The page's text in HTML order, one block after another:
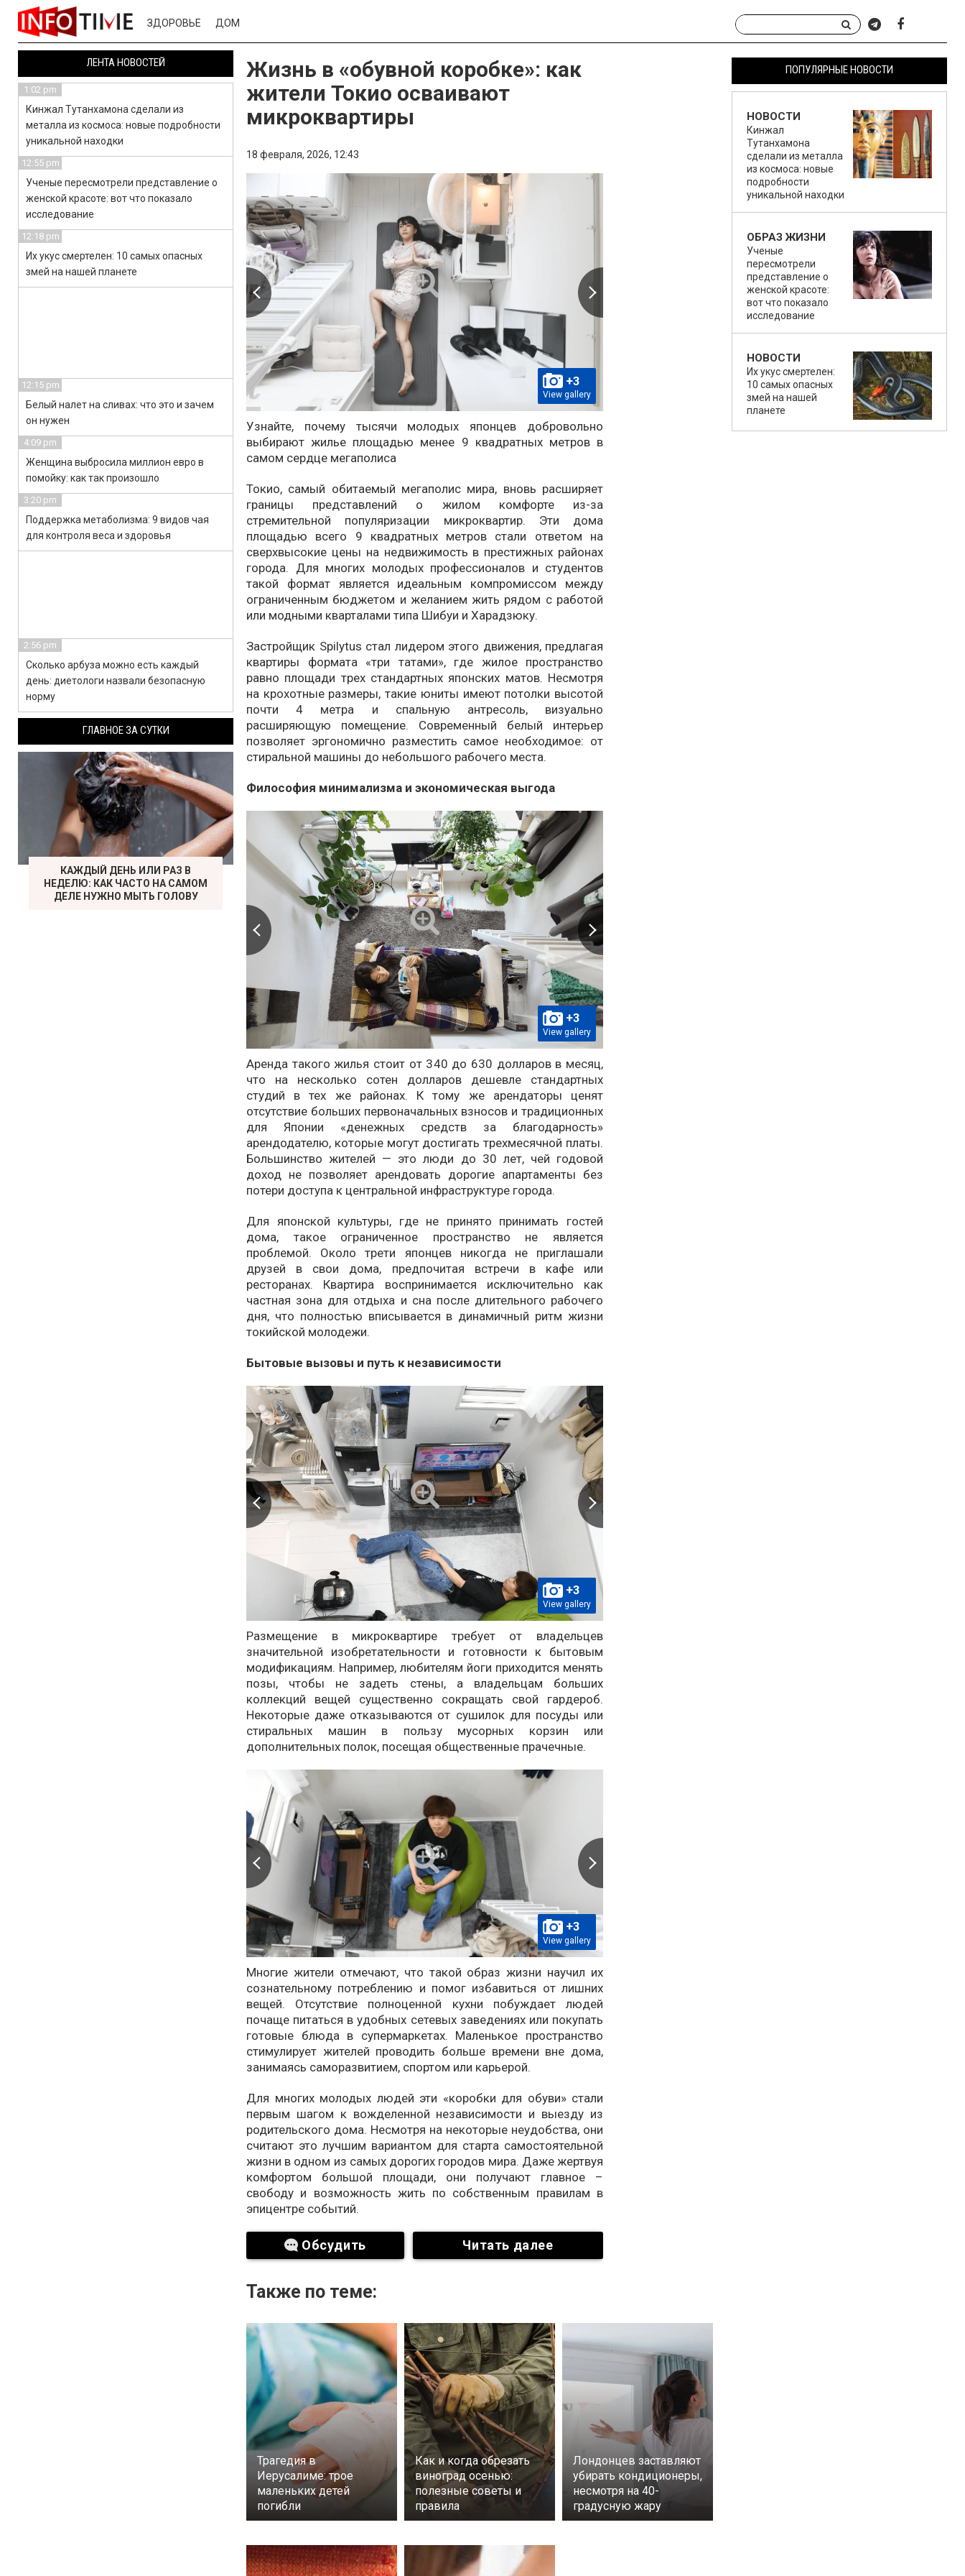
ЗДОРОВЬЕ ДОМ
Жизнь в «обувной коробке»: как
жители Токио осваивают
микроквартиры
18 февраля, 2026, 12:43
+3
View gallery
Узнайте, почему тысячи молодых японцев добровольно
выбирают жилье площадью менее 9 квадратных метров в
самом сердце мегаполиса
Токио, самый обитаемый мегаполис мира, вновь расширяет
границы представлений о жилом комфорте из-за
стремительной популяризации микроквартир. Эти дома
площадью всего 9 квадратных метров стали ответом на
сверхвысокие цены на недвижимость в престижных районах
города. Для многих молодых профессионалов и студентов
такой формат является идеальным компромиссом между
ограниченным бюджетом и желанием жить рядом с работой
или модными кварталами типа Шибуи и Харадзюку.
Застройщик Spilytus стал лидером этого движения, предлагая
квартиры формата «три татами», где жилое пространство
равно площади трех стандартных японских матов. Несмотря
на крохотные размеры, такие юниты имеют потолки высотой
почти 4 метра и спальную антресоль, визуально
расширяющую помещение. Современный белый интерьер
позволяет эргономично разместить самое необходимое: от
стиральной машины до небольшого рабочего места.
Философия минимализма и экономическая выгода
+3
View gallery
Аренда такого жилья стоит от 340 до 630 долларов в месяц,
что на несколько сотен долларов дешевле стандартных
студий в тех же районах. К тому же арендаторы ценят
отсутствие больших первоначальных взносов и традиционных
для Японии «денежных средств за благодарность»
арендодателю, которые могут достигать трехмесячной платы.
Большинство жителей — это люди до 30 лет, чей годовой
доход не позволяет арендовать дорогие апартаменты без
потери доступа к центральной инфраструктуре города.
Для японской культуры, где не принято принимать гостей
дома, такое ограниченное пространство не является
проблемой. Около трети японцев никогда не приглашали
друзей в свои дома, предпочитая встречи в кафе или
ресторанах. Квартира воспринимается исключительно как
частная зона для отдыха и сна после длительного рабочего
дня, что полностью вписывается в динамичный ритм жизни
токийской молодежи.
Бытовые вызовы и путь к независимости
+3
View gallery
Размещение в микроквартире требует от владельцев
значительной изобретательности и готовности к бытовым
модификациям. Например, любителям йоги приходится менять
позы, чтобы не задеть стены, а владельцам больших
коллекций вещей существенно сокращать свой гардероб.
Некоторые даже отказываются от сушилок для посуды или
стиральных машин в пользу мусорных корзин или
дополнительных полок, посещая общественные прачечные.
+3
View gallery
Многие жители отмечают, что такой образ жизни научил их
сознательному потреблению и помог избавиться от лишних
вещей. Отсутствие полноценной кухни побуждает людей
почаще питаться в удобных сетевых заведениях или покупать
готовые блюда в супермаркетах. Маленькое пространство
стимулирует жителей проводить больше времени вне дома,
занимаясь саморазвитием, спортом или карьерой.
Для многих молодых людей эти «коробки для обуви» стали
первым шагом к вожделенной независимости и выезду из
родительского дома. Несмотря на некоторые неудобства, они
считают это лучшим вариантом для старта самостоятельной
жизни в одном из самых дорогих городов мира. Даже жертвуя
комфортом большой площади, они получают главное –
свободу и возможность жить по собственным правилам в
эпицентре событий.
Обсудить Читать далее
Также по теме:
Трагедия в
Иерусалиме: трое
маленьких детей
погибли
Как и когда обрезать
виноград осенью:
полезные советы и
правила
Лондонцев заставляют
убирать кондиционеры,
несмотря на 40-
градусную жару
ПОПУЛЯРНЫЕ НОВОСТИ
НОВОСТИ
Кинжал
Тутанхамона
сделали из металла
из космоса: новые
подробности
уникальной находки
ОБРАЗ ЖИЗНИ
Ученые
пересмотрели
представление о
женской красоте:
вот что показало
исследование
НОВОСТИ
Их укус смертелен:
10 самых опасных
змей на нашей
планете
ЛЕНТА НОВОСТЕЙ
1:02 pm
Кинжал Тутанхамона сделали из
металла из космоса: новые подробности
уникальной находки
12:55 pm
Ученые пересмотрели представление о
женской красоте: вот что показало
исследование
12:18 pm
Их укус смертелен: 10 самых опасных
змей на нашей планете
12:15 pm
Белый налет на сливах: что это и зачем
он нужен
4:09 pm
Женщина выбросила миллион евро в
помойку: как так произошло
3:20 pm
Поддержка метаболизма: 9 видов чая
для контроля веса и здоровья
2:56 pm
Сколько арбуза можно есть каждый
день: диетологи назвали безопасную
норму
ГЛАВНОЕ ЗА СУТКИ
КАЖДЫЙ ДЕНЬ ИЛИ РАЗ В
НЕДЕЛЮ: КАК ЧАСТО НА САМОМ
ДЕЛЕ НУЖНО МЫТЬ ГОЛОВУ